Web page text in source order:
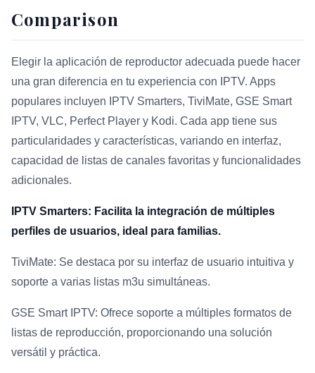
Comparison
Elegir la aplicación de reproductor adecuada puede hacer
una gran diferencia en tu experiencia con IPTV. Apps
populares incluyen IPTV Smarters, TiviMate, GSE Smart
IPTV, VLC, Perfect Player y Kodi. Cada app tiene sus
particularidades y características, variando en interfaz,
capacidad de listas de canales favoritas y funcionalidades
adicionales.
IPTV Smarters: Facilita la integración de múltiples
perfiles de usuarios, ideal para familias.
TiviMate: Se destaca por su interfaz de usuario intuitiva y
soporte a varias listas m3u simultáneas.
GSE Smart IPTV: Ofrece soporte a múltiples formatos de
listas de reproducción, proporcionando una solución
versátil y práctica.